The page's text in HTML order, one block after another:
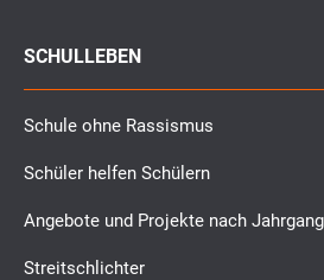
SCHULLEBEN
Schule ohne Rassismus
Schüler helfen Schülern
Angebote und Projekte nach
Streitschlichter